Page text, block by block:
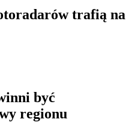
trafią na
być
regionu